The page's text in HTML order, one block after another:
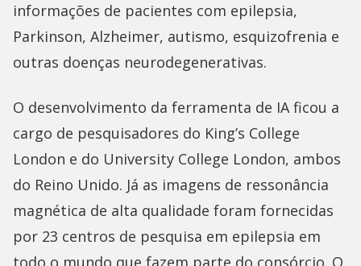
informações de pacientes com epilepsia,
Parkinson, Alzheimer, autismo, esquizofrenia e
outras doenças neurodegenerativas.
O desenvolvimento da ferramenta de IA ficou a
cargo de pesquisadores do King’s College
London e do University College London, ambos
do Reino Unido. Já as imagens de ressonância
magnética de alta qualidade foram fornecidas
por 23 centros de pesquisa em epilepsia em
todo o mundo que fazem parte do consórcio. O